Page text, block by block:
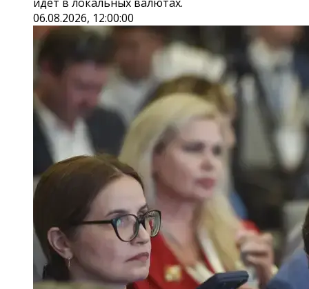
06.08.2026, 12:00:00